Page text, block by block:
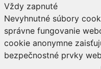
Vždy zapnuté
Nevyhnutné súbory
správne fungovanie
cookie anonymne
bezpečnostné prvky